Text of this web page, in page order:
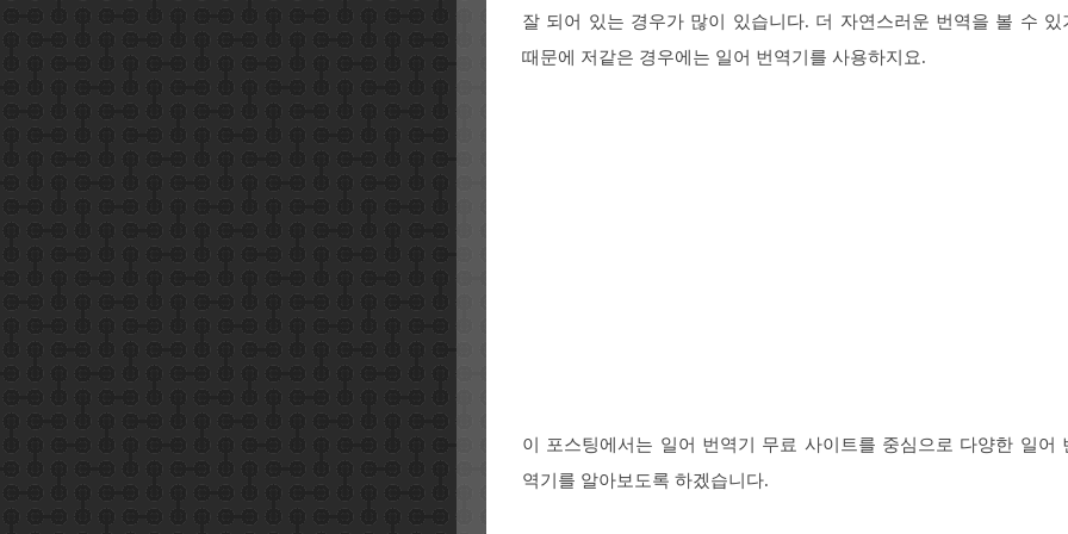
잘 되어 있는 경우가 많이 있습니다. 더 자연스러운 번역을 볼 수 있
때문에 저같은 경우에는 일어 번역기를 사용하지요.
이 포스팅에서는 일어 번역기 무료 사이트를 중심으로 다양한 일어
역기를 알아보도록 하겠습니다.